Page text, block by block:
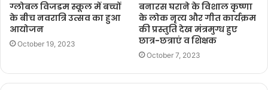
ग्लोबल विजडम स्कूल में बच्चों
के बीच नवरात्रि उत्सव का हुआ
आयोजन
October 19, 2023
बनारस घराने के विशाल कृष्णा
के लोक नृत्य और गीत कार्यक्रम
की प्रस्तुति देख मंत्रमुग्ध हुए
छात्र-छत्राएं व शिक्षक
October 7, 2023